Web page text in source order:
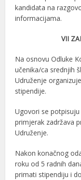
kandidata na
informacijama.
VII
Na osnovu Odluke
učenika/ca srednjih
Udruženje
stipendije.
Ugovori se
primjerak zadržava
Udruženje.
Nakon konačnog
roku od 5 radnih
primati stipendiju i